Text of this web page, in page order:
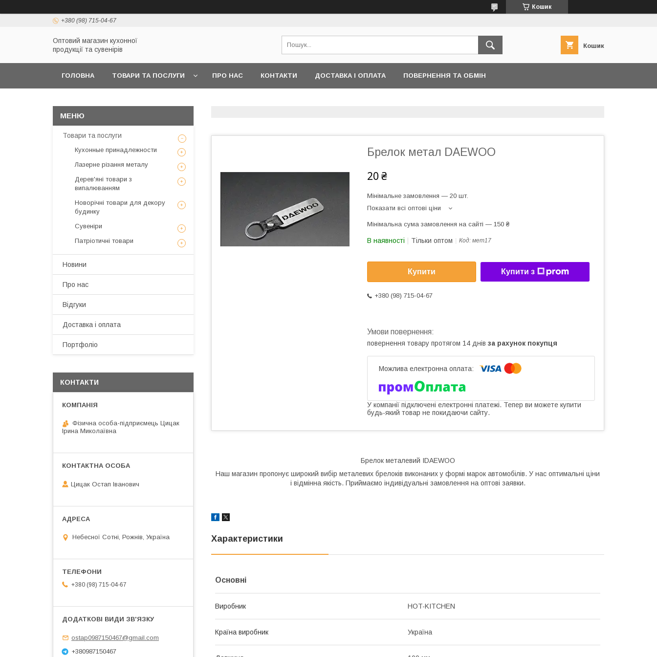
Кошик
+380 (98) 715-04-67
Оптовий магазин кухонної
продукції та сувенірів
Кошик
ГОЛОВНА ТОВАРИ ТА ПОСЛУГИ ПРО НАС КОНТАКТИ ДОСТАВКА І ОПЛАТА ПОВЕРНЕННЯ ТА ОБМІН
Брелок метал DAEWOO
20 ₴
Мінімальне замовлення — 20 шт.
Показати всі оптові ціни
Мінімальна сума замовлення на сайті — 150 ₴
В наявності Тільки оптом Код: мет17
Купити Купити з
+380 (98) 715-04-67
повернення товару протягом 14 днів за рахунок покупця
У компанії підключені електронні платежі. Тепер ви можете купити
будь-який товар не покидаючи сайту.
Брелок металевий IDAEWOO
Наш магазин пропонує широкий вибір металевих брелоків виконаних у формі марок автомобілів. У нас оптимальні ціни
і відмінна якість. Приймаємо індивідуальні замовлення на оптові заявки.
Характеристики
Основні
Виробник HOT-KITCHEN
Країна виробник Україна
Товари та послуги
Кухонные принадлежности
Лазерне різання металу
Дерев'яні товари з
випалюванням
Новорічні товари для декору
будинку
Сувеніри
Патріотичні товари
Новини
Про нас
Відгуки
Доставка і оплата
Портфоліо
КОНТАКТИ
Фізична особа-підприємець Цицак
Ірина Миколаївна
Цицак Остап Іванович
Небесної Сотні, Рожнів, Україна
+380 (98) 715-04-67
ostap0987150467@gmail.com
+380987150467